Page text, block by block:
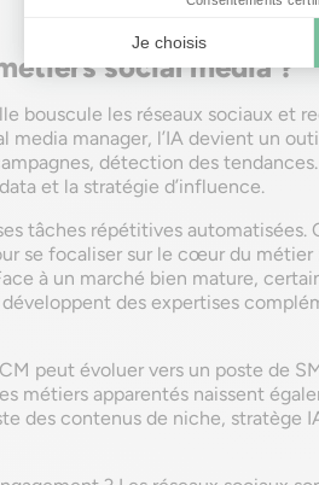
social media ?
bouscule les réseaux sociaux et
media manager, l’IA devient un
détection des
et la stratégie d’influence.
tâches répétitives automatisées.
se focaliser sur le cœur du métier
à un marché bien mature,
des expertises
peut évoluer vers un poste de
métiers apparentés naissent
des contenus de niche, stratège